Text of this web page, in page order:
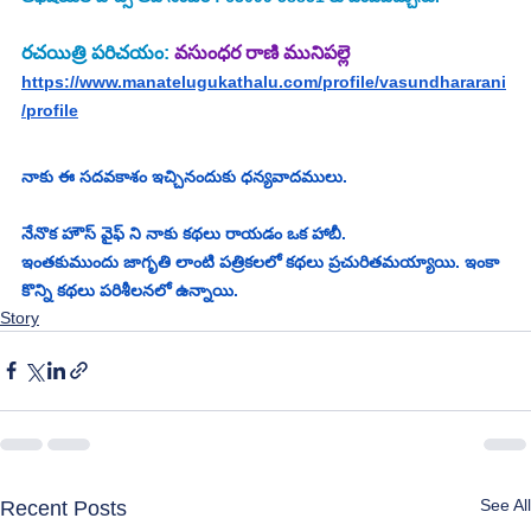
రచయిత్రి పరిచయం: వసుంధర రాణి మునిపల్లె
https://www.manatelugukathalu.com/profile/vasundhararani
/profile
నాకు ఈ సదవకాశం ఇచ్చినందుకు ధన్యవాదములు.
నేనొక హౌస్ వైఫ్ ని నాకు కథలు రాయడం ఒక హాబీ.
ఇంతకుముందు జాగృతి లాంటి పత్రికలలో కథలు ప్రచురితమయ్యాయి. ఇంకా
కొన్ని కథలు పరిశీలనలో ఉన్నాయి.
Story
Recent Posts See All